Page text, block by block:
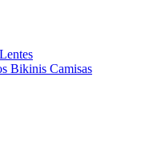
Lentes
Bikinis Camisas